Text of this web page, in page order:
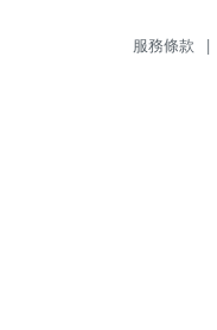
服務條款 |